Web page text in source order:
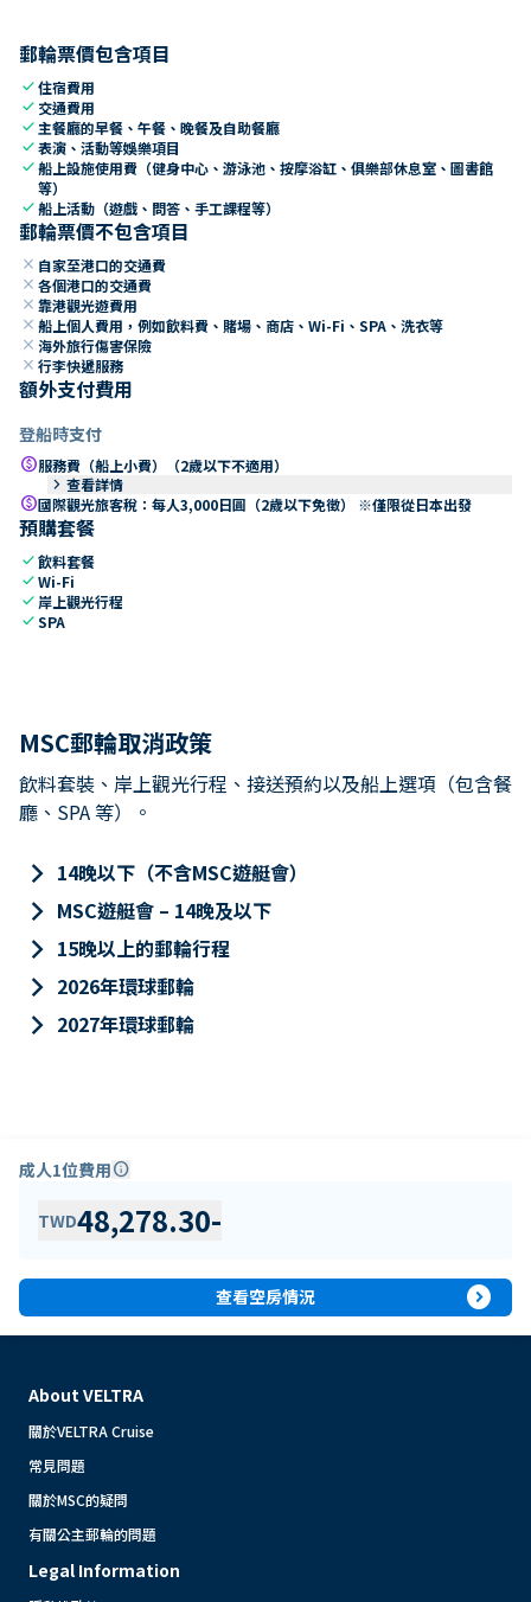
郵輪票價包含項目
check住宿費用
check 交通費用
check 主餐廳的早餐、午餐、晚餐及自助餐廳
check表演、活動等娛樂項目
check船上設施使用費（健身中心、游泳池、按摩浴缸、俱樂部休息室、圖書館
等）
check船上活動（遊戲、問答、手工課程等）
郵輪票價不包含項目
close 自家至港口的交通費
close 各個港口的交通費
close 靠港觀光遊費用
close 船上個人費用，例如飲料費、賭場、商店、Wi-Fi、SPA、洗衣等
close 海外旅行傷害保險
close 行李快遞服務
額外支付費用
登船時支付
paid服務費（船上小費）（2歲以下不適用）
keyboard_arrow_right 查看詳情
paid國際觀光旅客稅：每人3,000日圓（2歲以下免徵） ※僅限從日本出發
預購套餐
check飲料套餐
checkWi-Fi
check 岸上觀光行程
checkSPA
MSC郵輪取消政策
飲料套裝、岸上觀光行程、接送預約以及船上選項（包含餐
廳、SPA 等）。
keyboard_arrow_right 14晚以下（不含MSC遊艇會）
keyboard_arrow_right MSC遊艇會 – 14晚及以下
keyboard_arrow_right 15晚以上的郵輪行程
keyboard_arrow_right 2026年環球郵輪
keyboard_arrow_right 2027年環球郵輪
成人1位費用info
TWD48,278.30-
查看空房情況 expand_circle_right
About VELTRA
關於VELTRA Cruise
常見問題
關於MSC的疑問
有關公主郵輪的問題
Legal Information